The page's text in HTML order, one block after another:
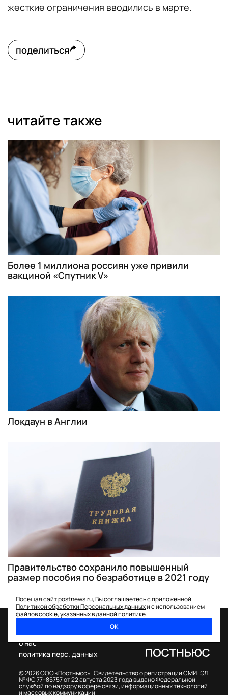
жесткие ограничения вводились в марте.
поделиться
читайте также
Более 1 миллиона россиян уже привили
вакциной «Спутник V»
Локдаун в Англии
Правительство сохранило повышенный
размер пособия по безработице в 2021 году
Посещая сайт postnews.ru, Вы соглашаетесь с приложенной
Политикой обработки Персональных данныхи с использованием
файлов cookie, указанных в данной политике.
ОК
© 2026 ООО «Постньюс» |Свидетельство о регистрации СМИ: ЭЛ
№ ФС 77–85757 от 22 августа 2023 года выдано Федеральной
службой по надзору в сфере связи, информационных технологий
и массовых коммуникаций
о нас
политика перс. данных